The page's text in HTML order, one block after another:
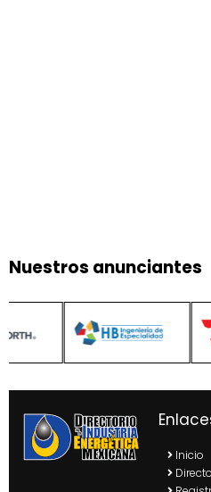
Nuestros anunciantes
Inicio